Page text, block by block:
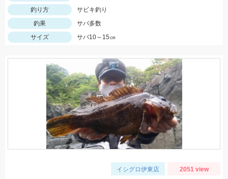
釣り方
サビキ釣り
釣果
サバ多数
サイズ
サバ10～15㎝
イシグロ伊東店 2051 view